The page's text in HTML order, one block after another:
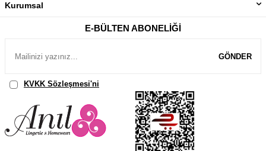
Kurumsal
E-BÜLTEN ABONELIĞI
GÖNDER
KVKK Sözleşmesi'ni